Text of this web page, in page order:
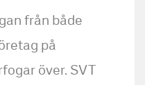
från både
på
över. SVT